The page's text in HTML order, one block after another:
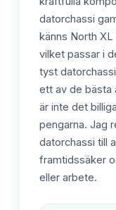
datorchassi
känns North
vilket passar i
tyst
ett av de bästa
är inte det
pengarna. Jag
datorchassi till
framtidssäker
eller arbete.